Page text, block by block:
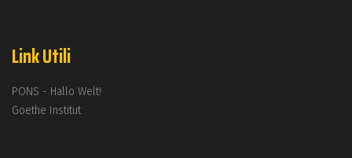
Link Utili
PONS - Hallo Welt!
Goethe Institut